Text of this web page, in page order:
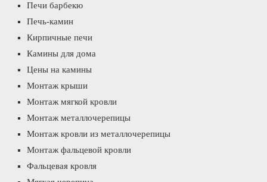
Печи барбекю
Печь-камин
Кирпичные печи
Камины для дома
Цены на камины
Монтаж крыши
Монтаж мягкой кровли
Монтаж металлочерепицы
Монтаж кровли из металлочерепицы
Монтаж фальцевой кровли
Фальцевая кровля